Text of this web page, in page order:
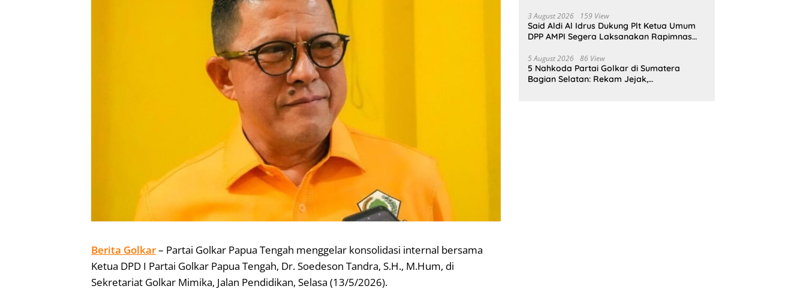
Berita Golkar– Partai Golkar Papua Tengah menggelar konsolidasi internal bersama
Ketua DPD I Partai Golkar Papua Tengah, Dr. Soedeson Tandra, S.H., M.Hum, di
Sekretariat Golkar Mimika, Jalan Pendidikan, Selasa (13/5/2026).
3 August 2026 159 View
Said Aldi Al Idrus Dukung Plt Ketua Umum
DPP AMPI Segera Laksanakan Rapimnas
5 August 2026 86 View
5 Nahkoda Partai Golkar di Sumatera
Bagian Selatan: Rekam Jejak,